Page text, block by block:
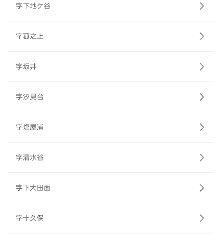
字下地ケ谷
字菰之上
字坂井
字汐見台
字塩屋浦
字清水谷
字下大田面
字十久保